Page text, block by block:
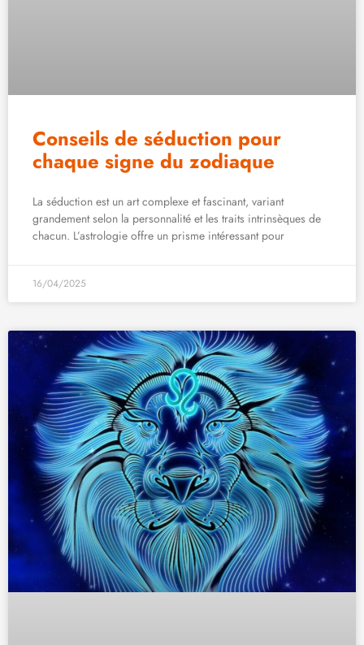
Conseils de séduction pour
chaque signe du zodiaque
La séduction est un art complexe et fascinant, variant
grandement selon la personnalité et les traits intrinsèques de
chacun. L’astrologie offre un prisme intéressant pour
16/04/2025